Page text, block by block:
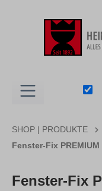
SHOP | PRODUKTE
Fenster-Fix PREMIUM
Fenster-Fix